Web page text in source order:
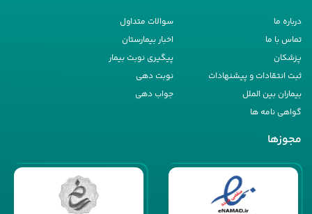
درباره ما
تماس با ما
پزشکان
ثبت انتقادات و پیشنهادات
بیماران بین الملل
گواهی نامه ها
سوالات متداول
اخبار بیمارستان
پیگیری نوبت بیمار
نوبت دهی
جواب دهی
مجوزها